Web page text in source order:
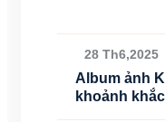
28 Th6,2025
Album ảnh
khoảnh